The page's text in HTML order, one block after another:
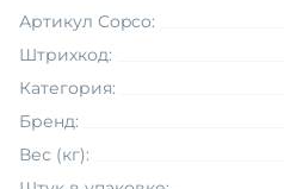
Артикул Copco:
Штрихкод:
Категория:
Бренд:
Вес (кг):